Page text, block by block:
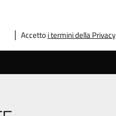
Accettoi termini della Privacy